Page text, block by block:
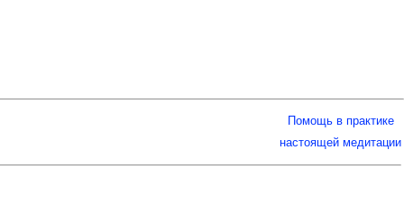
Помощь в практике
настоящей медитации